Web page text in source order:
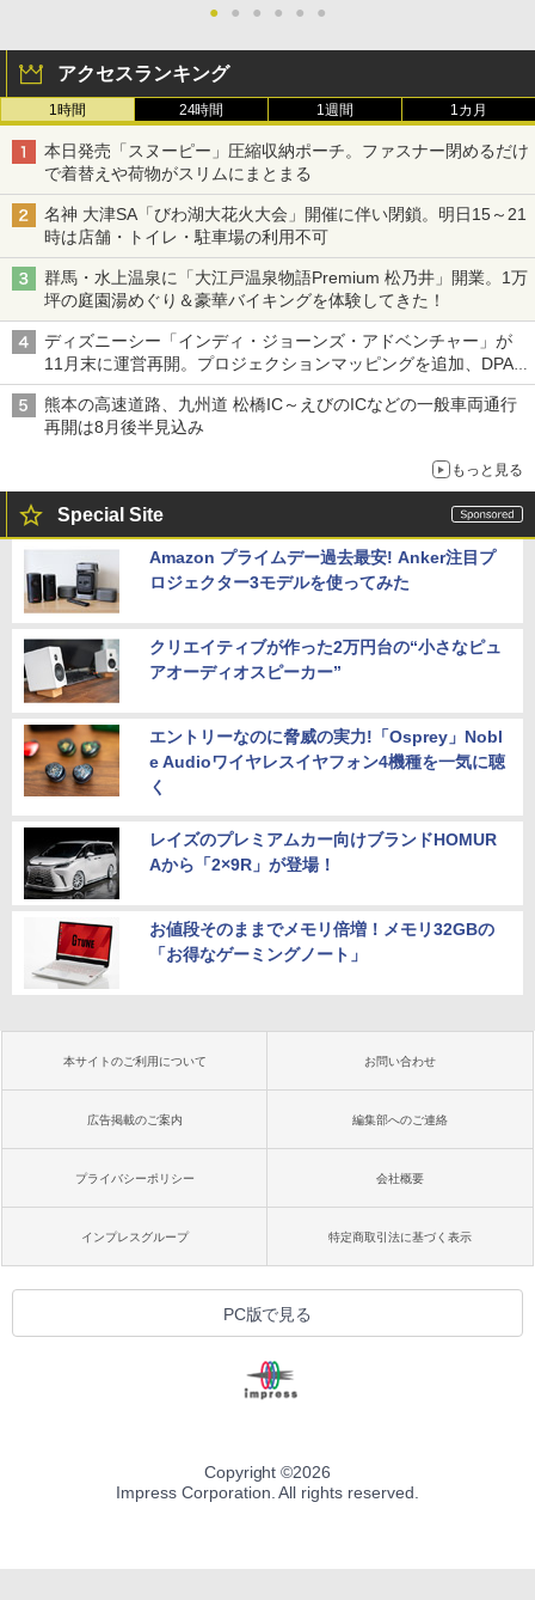
● ● ● ● ● ●
アクセスランキング
1時間 24時間 1週間 1カ月
本日発売「スヌーピー」圧縮収納ポーチ。ファスナー閉めるだけ
で着替えや荷物がスリムにまとまる
名神 大津SA「びわ湖大花火大会」開催に伴い閉鎖。明日15～21
時は店舗・トイレ・駐車場の利用不可
群馬・水上温泉に「大江戸温泉物語Premium 松乃井」開業。1万
坪の庭園湯めぐり＆豪華バイキングを体験してきた！
ディズニーシー「インディ・ジョーンズ・アドベンチャー」が
11月末に運営再開。プロジェクションマッピングを追加、DPA
は1500円
熊本の高速道路、九州道 松橋IC～えびのICなどの一般車両通行
再開は8月後半見込み
もっと見る
Special Site
Amazon プライムデー過去最安! Anker注目プ
ロジェクター3モデルを使ってみた
クリエイティブが作った2万円台の“小さなピュ
アオーディオスピーカー”
エントリーなのに脅威の実力!「Osprey」Nobl
e Audioワイヤレスイヤフォン4機種を一気に聴
く
レイズのプレミアムカー向けブランドHOMUR
Aから「2×9R」が登場！
お値段そのままでメモリ倍増！メモリ32GBの
「お得なゲーミングノート」
本サイトのご利用について お問い合わせ
広告掲載のご案内 編集部へのご連絡
プライバシーポリシー 会社概要
インプレスグループ 特定商取引法に基づく表示
PC版で見る
Copyright ©2026
Impress Corporation. All rights reserved.